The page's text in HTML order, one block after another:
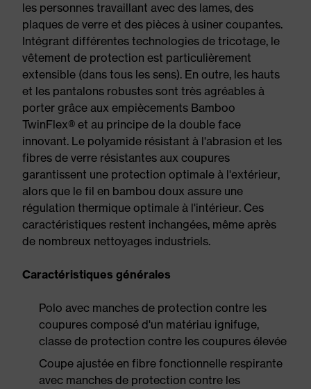
les personnes travaillant avec des lames, des
plaques de verre et des pièces à usiner coupantes.
Intégrant différentes technologies de tricotage, le
vêtement de protection est particulièrement
extensible (dans tous les sens). En outre, les hauts
et les pantalons robustes sont très agréables à
porter grâce aux empiècements Bamboo
TwinFlex® et au principe de la double face
innovant. Le polyamide résistant à l'abrasion et les
fibres de verre résistantes aux coupures
garantissent une protection optimale à l'extérieur,
alors que le fil en bambou doux assure une
régulation thermique optimale à l'intérieur. Ces
caractéristiques restent inchangées, même après
de nombreux nettoyages industriels.
Caractéristiques générales
Polo avec manches de protection contre les
coupures composé d'un matériau ignifuge,
classe de protection contre les coupures élevée
Coupe ajustée en fibre fonctionnelle respirante
avec manches de protection contre les